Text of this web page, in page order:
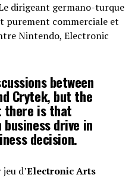
dirigeant germano-turque
purement commerciale et
Nintendo, Electronic
between
Crytek, but the
there is that
business drive in
decision.
d’Electronic Arts